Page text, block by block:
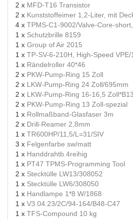
2 x MFD-T16 Transistor
2 x Kunststoffeimer 1,2-Liter, mit
4 x TPMS-C1-9002/Valve-Core-
1 x Schutzbrille 8159
1 x Group of Air 2015
1 x TP-SV-6-210H, High-Speed VPE/
1 x Rändelroller 40*46
2 x PKW-Pump-Ring 15 Zoll
2 x LKW-Pump-Ring 24 Zoll/695mm
2 x LKW-Pump-Ring 16-16,5
2 x PKW-Pump-Ring 13 Zoll-spezial
1 x Rollmaßband-Glasfaser 3m
2 x Drill-Reamer 2,8mm
1 x TR600HP/11,5/L=31/SIV
3 x Felgenfarbe sw/matt
1 x Handdrahtb.4reihig
1 x PT47 TPMS-Programming Tool
2 x Stecktülle LW13/308052
1 x Stecktülle LW6/308050
1 x Handlampe 1*8 W/1868
1 x V3.04.23/2C/94-164/B48-C47
1 x TFS-Compound 10 kg